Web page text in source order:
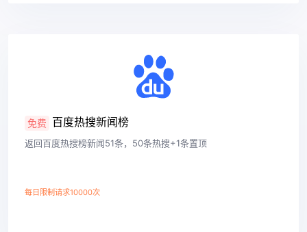
免费 百度热搜新闻榜
返回百度热搜榜新闻51条，50条热搜+1条置顶
每日限制请求10000次